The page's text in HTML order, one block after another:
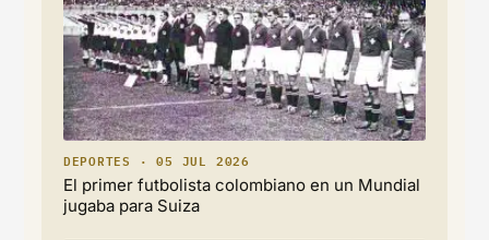
DEPORTES · 05 JUL 2026
El primer futbolista colombiano en un Mundial
jugaba para Suiza